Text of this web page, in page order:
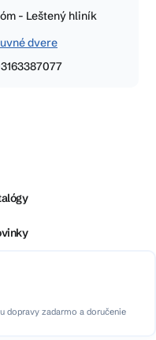
- Leštený hliník
dvere
dopravy zadarmo a doručenie